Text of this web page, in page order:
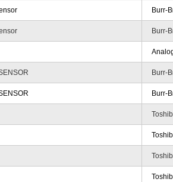
Burr-
Burr-
Burr-
Burr-